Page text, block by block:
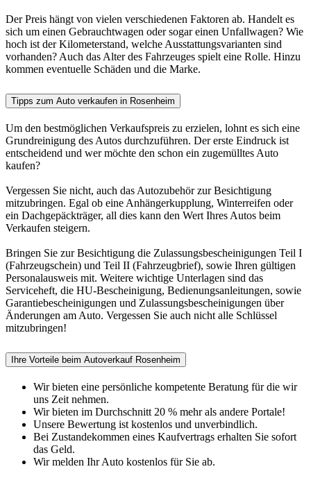
Der Preis hängt von vielen verschiedenen Faktoren ab. Handelt es
sich um einen Gebrauchtwagen oder sogar einen Unfallwagen? Wie
hoch ist der Kilometerstand, welche Ausstattungsvarianten sind
vorhanden? Auch das Alter des Fahrzeuges spielt eine Rolle. Hinzu
kommen eventuelle Schäden und die Marke.
Tipps zum Auto verkaufen in Rosenheim
Um den bestmöglichen Verkaufspreis zu erzielen, lohnt es sich eine
Grundreinigung des Autos durchzuführen. Der erste Eindruck ist
entscheidend und wer möchte den schon ein zugemülltes Auto
kaufen?
Vergessen Sie nicht, auch das Autozubehör zur Besichtigung
mitzubringen. Egal ob eine Anhängerkupplung, Winterreifen oder
ein Dachgepäckträger, all dies kann den Wert Ihres Autos beim
Verkaufen steigern.
Bringen Sie zur Besichtigung die Zulassungsbescheinigungen Teil I
(Fahrzeugschein) und Teil II (Fahrzeugbrief), sowie Ihren gültigen
Personalausweis mit. Weitere wichtige Unterlagen sind das
Serviceheft, die HU-Bescheinigung, Bedienungsanleitungen, sowie
Garantiebescheinigungen und Zulassungs­bescheinigungen über
Änderungen am Auto. Vergessen Sie auch nicht alle Schlüssel
mitzubringen!
Ihre Vorteile beim Autoverkauf Rosenheim
Wir bieten eine persönliche kompetente Beratung für die wir
uns Zeit nehmen.
Wir bieten im Durchschnitt 20 % mehr als andere Portale!
Unsere Bewertung ist kostenlos und unverbindlich.
Bei Zustandekommen eines Kaufvertrags erhalten Sie sofort
das Geld.
Wir melden Ihr Auto kostenlos für Sie ab.